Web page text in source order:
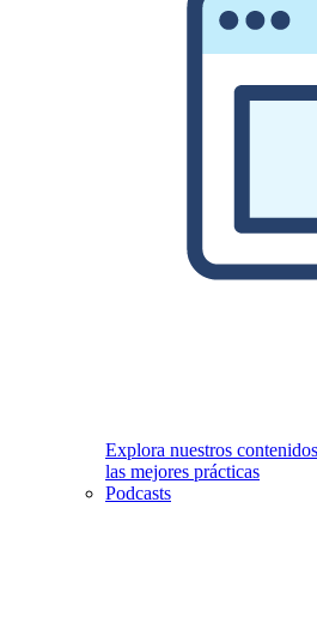
Explora nuestros
las mejores prácticas
Podcasts